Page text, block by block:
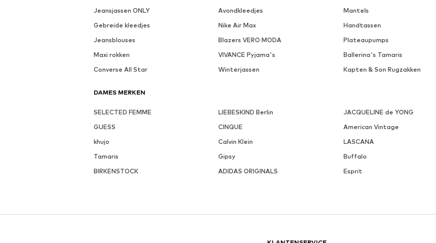
Jeansjassen ONLY Avondkleedjes Mantels
Gebreide kleedjes
Nike Air Max Handtassen
Jeansblouses
Blazers VERO MODA Plateaupumps
Maxi rokken
VIVANCE Pyjama's Ballerina's Tamaris
Converse All Star
Winterjassen Kapten & Son Rugzakken
DAMES MERKEN
SELECTED FEMME LIEBESKIND Berlin JACQUELINE de YONG
GUESS
CINQUE American Vintage
khujo
Calvin Klein LASCANA
Tamaris
Gipsy Buffalo
BIRKENSTOCK
ADIDAS ORIGINALS Esprit